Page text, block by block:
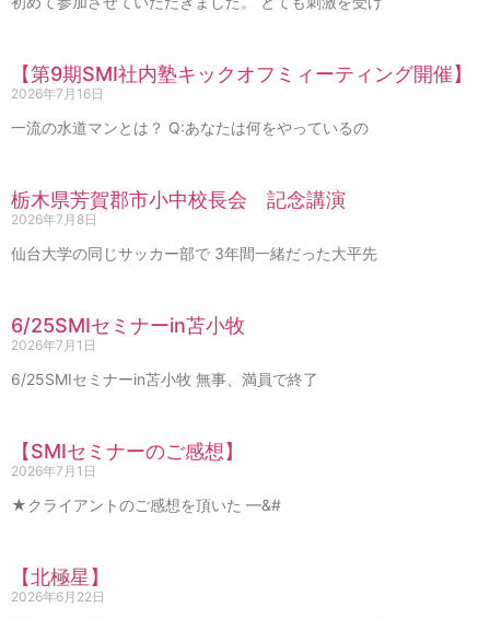
【第9期SMI社内塾キックオフミィーティング開催】
2026年7月16日
一流の水道マンとは？ Q:あなたは何をやっているの
栃木県芳賀郡市小中校長会 記念講演
2026年7月8日
仙台大学の同じサッカー部で 3年間一緒だった大平先
6/25SMIセミナーin苫小牧
2026年7月1日
6/25SMIセミナーin苫小牧 無事、満員で終了
【SMIセミナーのご感想】
2026年7月1日
★クライアントのご感想を頂いた —&#
【北極星】
2026年6月22日